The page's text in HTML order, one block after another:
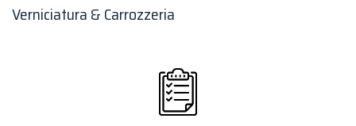
Verniciatura & Carrozzeria